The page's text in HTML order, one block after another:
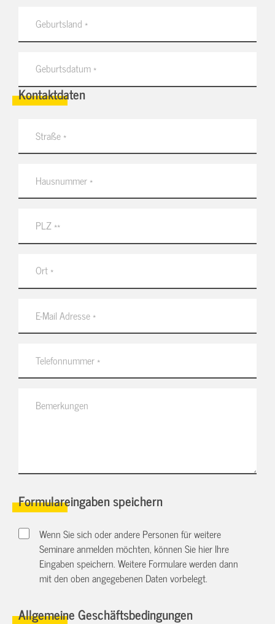
Kontaktdaten
Formulareingaben speichern
Wenn Sie sich oder andere Personen für weitere
Seminare anmelden möchten, können Sie hier Ihre
Eingaben speichern. Weitere Formulare werden dann
mit den oben angegebenen Daten vorbelegt.
Allgemeine Geschäftsbedingungen